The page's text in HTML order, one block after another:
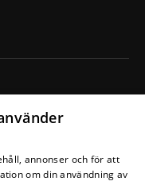
annonser och för att
om din användning av